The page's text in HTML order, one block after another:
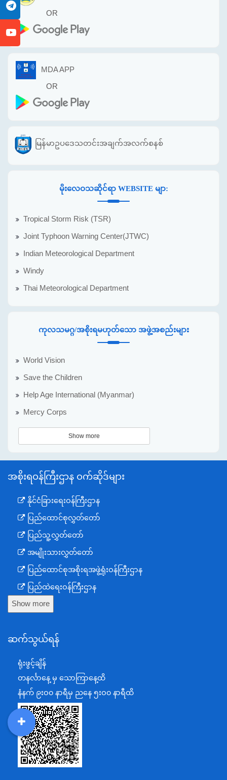
OR
MDA APP
OR
မြန်မာဥပဒေသတင်းအချက်အလက်စနစ်
မိုးလေဝသဆိုင်ရာ WEBSITE မျာ:
Tropical Storm Risk (TSR)
Joint Typhoon Warning Center(JTWC)
Indian Meteorological Department
Windy
Thai Meteorological Department
ကုလသမဂ္ဂ/အစိုးရမဟုတ်သော အဖွဲ့အစည်းများ
World Vision
Save the Children
Help Age International (Myanmar)
Mercy Corps
Show more
အစိုးရဝန်ကြီးဌာန ဝက်ဆိုဒ်များ
နိုင်ငံခြားရေးဝန်ကြီးဌာန
ပြည်ထောင်စုလွှတ်တော်
ပြည်သူ့လွှတ်တော်
အမျိုးသားလွှတ်တော်
ပြည်ထောင်စုအစိုးရအဖွဲ့ရုံးဝန်ကြီးဌာန
ပြည်ထဲရေးဝန်ကြီးဌာန
ကာကွယ်ရေးဝန်ကြီးဌာန
စီမံကိန်း၊ဘဏ္ဍာရေးနှင့်စက်မှုဝန်ကြီးဌာန
အပြည်ပြည်ဆိုင်ရာပူးပေါင်းဆောင်ရွက်ရေးဝန်ကြီးဌာန
ပြန်ကြားရေးဝန်ကြီးဌာန
သာသနာရေးနှင့် ယဉ်ကျေးမှုဝန်ကြီးဌာန
စိုက်ပျိုးရေး၊မွေးမြူရေးနှင့်ဆည်မြောင်းဝန်ကြီးဌာန
ပို့ဆောင်ရေးနှင့်ဆက်သွယ်ရေးဝန်ကြီးဌာန
သယံဇာတနှင့်ပတ်ဝန်းကျင်ထိန်းသိမ်းရေးဝန်ကြီးဌာန
Show more
ဆက်သွယ်ရန်
ရုံးဖွင့်ချိန်
တနင်္လာနေ့ မှ သောကြာနေ့ထိ
နံနက် ၉းဝ၀ နာရီမှ ညနေ ၅းဝ၀ နာရီထိ
MOS
DSW
DDM